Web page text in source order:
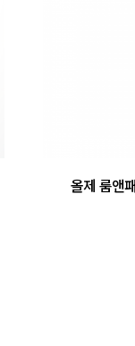
올제 룸앤